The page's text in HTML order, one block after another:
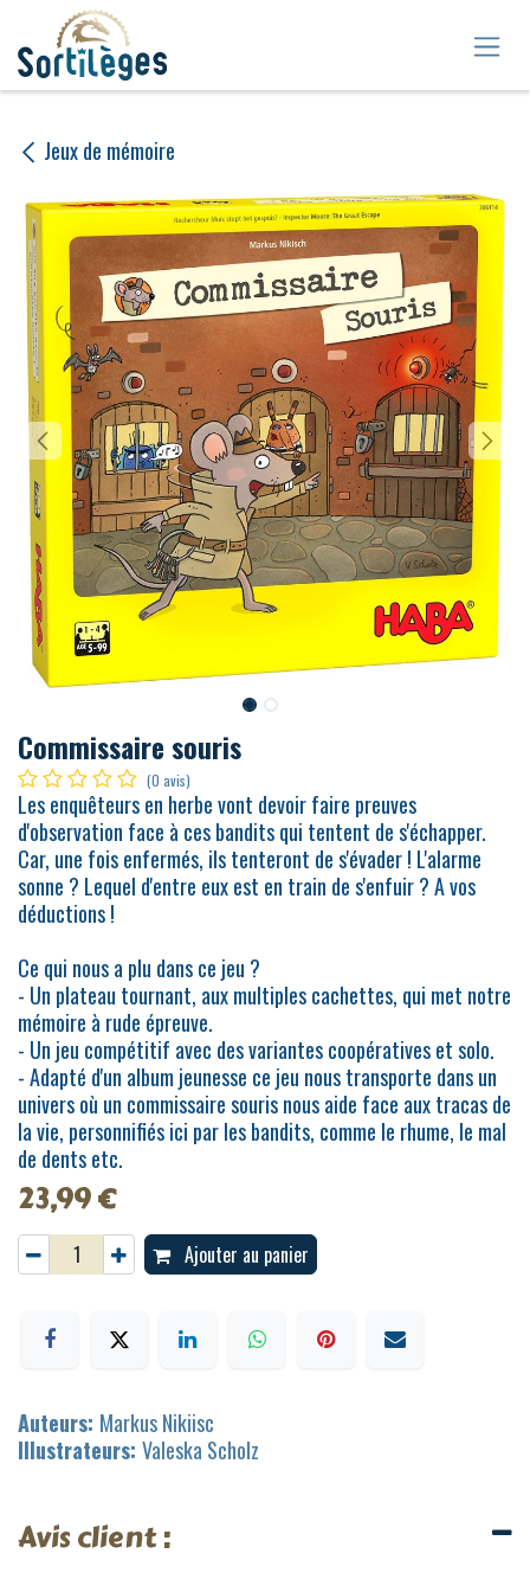
Se rendre au contenu
Jeux de mémoire
Commissaire souris
(0 avis)
Les enquêteurs en herbe vont devoir faire preuves
d'observation face à ces bandits qui tentent de s'échapper.
Car, une fois enfermés, ils tenteront de s'évader ! L'alarme
sonne ? Lequel d'entre eux est en train de s'enfuir ? A vos
déductions !
Ce qui nous a plu dans ce jeu ?
- Un plateau tournant, aux multiples cachettes, qui met notre
mémoire à rude épreuve.
- Un jeu compétitif avec des variantes coopératives et solo.
- Adapté d'un album jeunesse ce jeu nous transporte dans un
univers où un commissaire souris nous aide face aux tracas de
la vie, personnifiés ici par les bandits, comme le rhume, le mal
de dents etc.
23,99€
Ajouter au panier
Auteurs: Markus Nikiisc
Illustrateurs: Valeska Scholz
Avis client :